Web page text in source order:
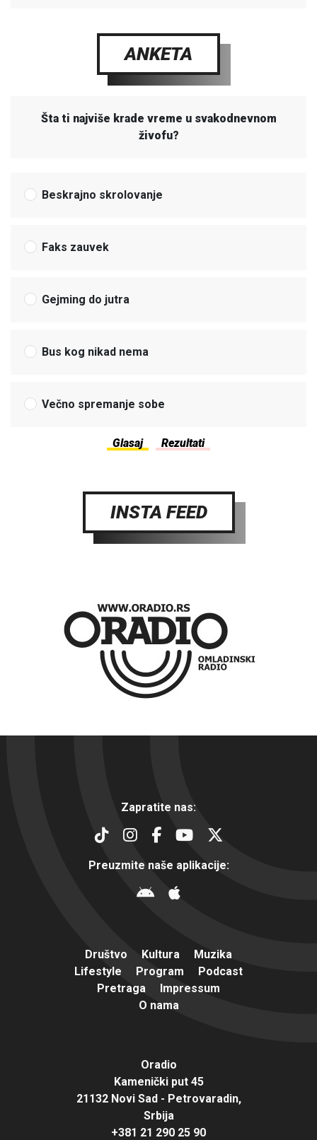
ANKETA
Šta ti najviše krade vreme u svakodnevnom
živofu?
Beskrajno skrolovanje
Faks zauvek
Gejming do jutra
Bus kog nikad nema
Večno spremanje sobe
INSTA FEED
Zapratite nas:
Preuzmite naše aplikacije:
Društvo Kultura
Muzika
Lifestyle
Program
Podcast
Pretraga
Impressum
O nama
Oradio
Kamenički put 45
21132 Novi Sad - Petrovaradin,
Srbija
+381 21 290 25 90